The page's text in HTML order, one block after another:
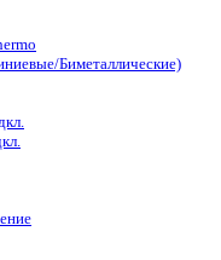
Биметаллические)